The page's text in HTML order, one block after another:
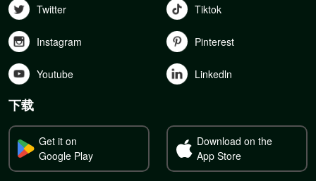
Twitter Tiktok
Instagram Pinterest
Youtube Linkedln
下载
Get it on
Google Play
Download on the
App Store